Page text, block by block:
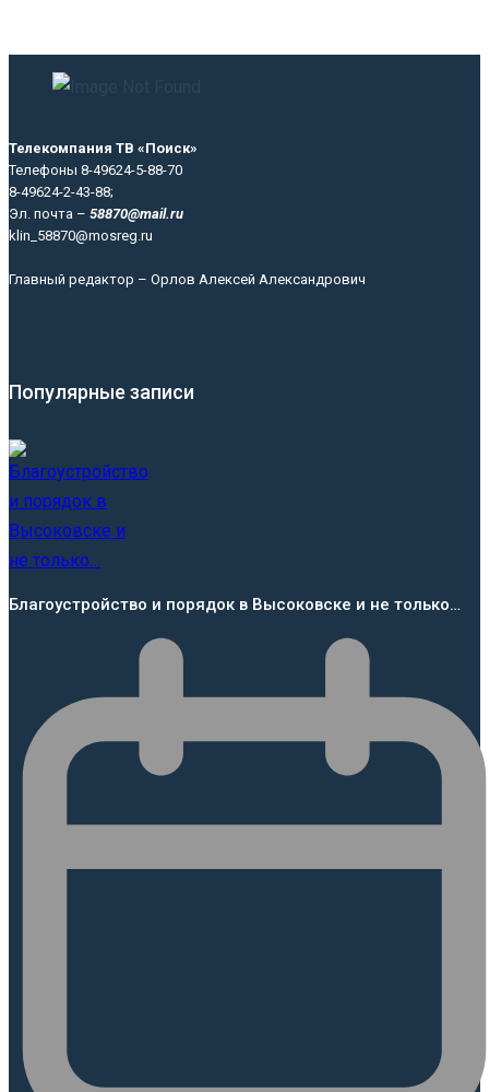
Телекомпания ТВ «Поиск»
Телефоны 8-49624-5-88-70
8-49624-2-43-88;
Эл. почта – 58870@mail.ru
klin_58870@mosreg.ru
Главный редактор – Орлов Алексей Александрович
Популярные записи
Благоустройство и порядок в Высоковске и не только…